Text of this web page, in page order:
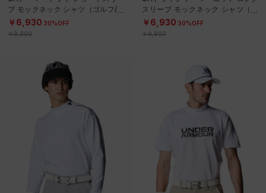
ブ モックネック シャツ（ゴルフ/W
OMEN）
￥6,930 30%OFF
￥9,900
スリーブ モックネック シャツ（ゴ
ルフ/MEN）
￥6,930 30%OFF
￥9,900